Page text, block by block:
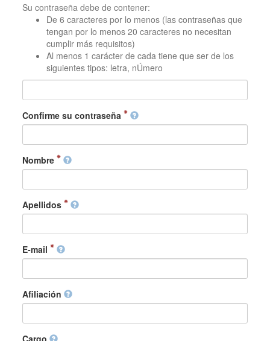
Su contraseña debe de contener:
De 6 caracteres por lo menos (las contraseñas que
tengan por lo menos 20 caracteres no necesitan
cumplir más requisitos)
Al menos 1 carácter de cada tiene que ser de los
siguientes tipos: letra, nÚmero
Confirme su contraseña
Nombre
Apellidos
E-mail
Afiliación
Cargo